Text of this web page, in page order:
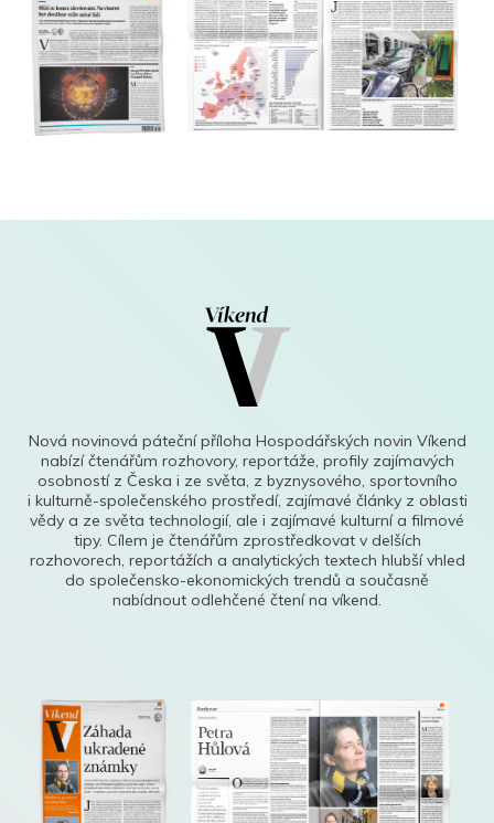
Nová novinová páteční příloha Hospodářských novin Víkend
nabízí čtenářům rozhovory, reportáže, profily zajímavých
osobností z Česka i ze světa, z byznysového, sportovního
i kulturně-společenského prostředí, zajímavé články z oblasti
vědy a ze světa technologií, ale i zajímavé kulturní a filmové
tipy. Cílem je čtenářům zprostředkovat v delších
rozhovorech, reportážích a analytických textech hlubší vhled
do společensko-ekonomických trendů a současně
nabídnout odlehčené čtení na víkend.